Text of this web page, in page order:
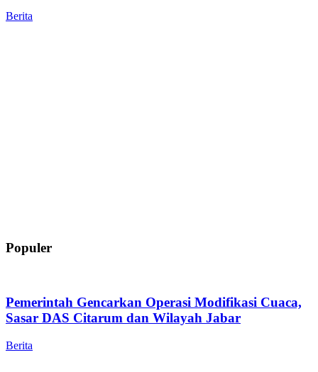
Berita
Populer
Pemerintah Gencarkan Operasi Modifikasi Cuaca,
Sasar DAS Citarum dan Wilayah Jabar
Berita